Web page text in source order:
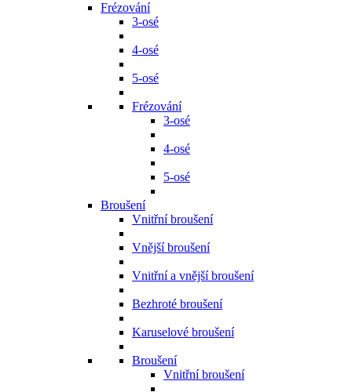
Frézování
3-osé
4-osé
5-osé
Frézování
3-osé
4-osé
5-osé
Broušení
Vnitřní broušení
Vnější broušení
Vnitřní a vnější broušení
Bezhroté broušení
Karuselové broušení
Broušení
Vnitřní broušení